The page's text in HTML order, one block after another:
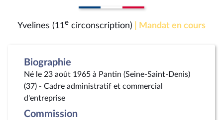
Yvelines (11e circonscription) | Mandat en cours
Biographie
Né le 23 août 1965 à Pantin (Seine-Saint-Denis)
(37) - Cadre administratif et commercial
d'entreprise
Commission